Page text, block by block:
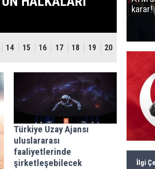
14 15 16 17 18 19 20
Türkiye Uzay Ajansı
uluslararası
faaliyetlerinde
şirketleşebilecek
karar!
İlgi